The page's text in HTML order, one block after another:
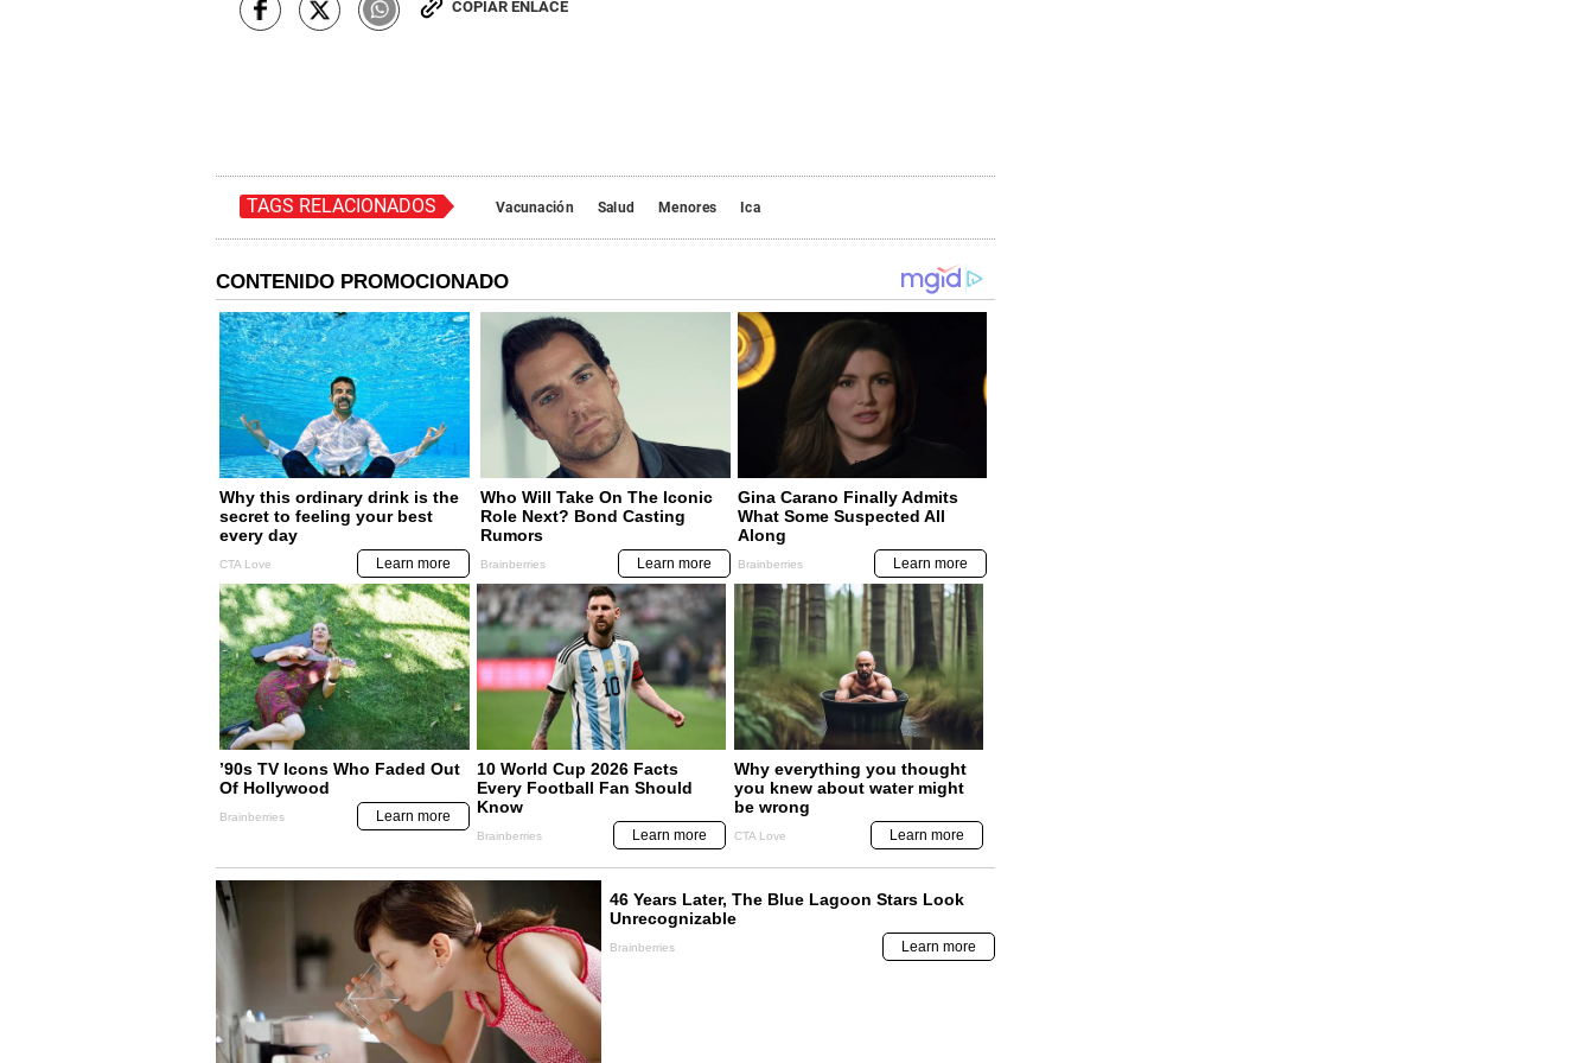
COPIAR ENLACE
TAGS RELACIONADOS Vacunación Salud Menores Ica